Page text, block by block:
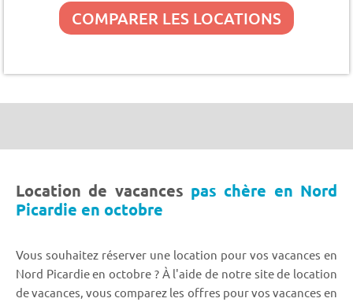
COMPARER LES LOCATIONS
Location de vacances pas chère en Nord
Picardie en octobre
Vous souhaitez réserver une location pour vos vacances en
Nord Picardie en octobre ? À l'aide de notre site de location
de vacances, vous comparez les offres pour vos vacances en